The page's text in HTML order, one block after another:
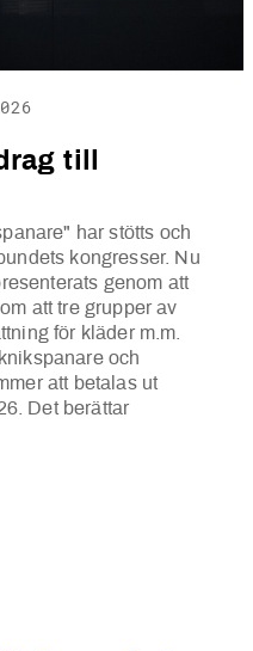
till
har stötts och
kongresser. Nu
genom att
att tre grupper av
för kläder m.m.
och
att betalas ut
Det berättar